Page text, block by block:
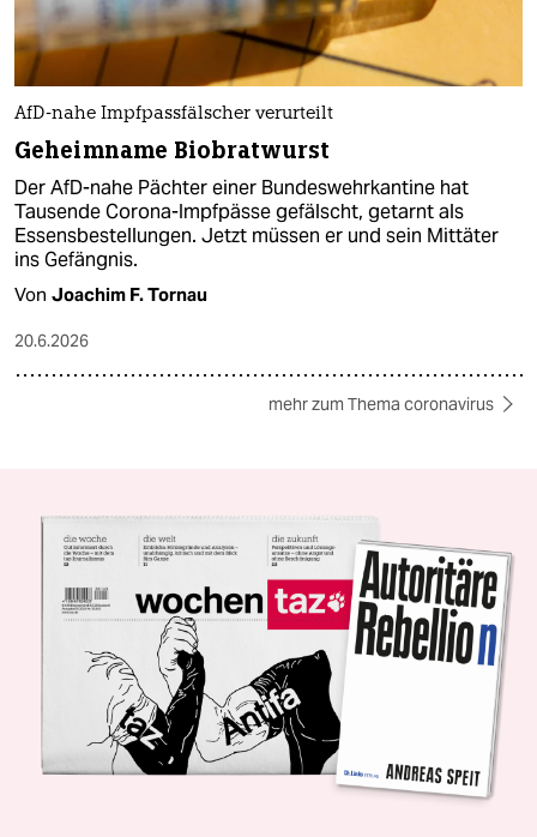
AfD-nahe Impfpassfälscher verurteilt
Geheimname Biobratwurst
Der AfD-nahe Pächter einer Bundeswehrkantine hat
Tausende Corona-Impfpässe gefälscht, getarnt als
Essensbestellungen. Jetzt müssen er und sein Mittäter
ins Gefängnis.
Von Joachim F. Tornau
20.6.2026
mehr zum Thema coronavirus